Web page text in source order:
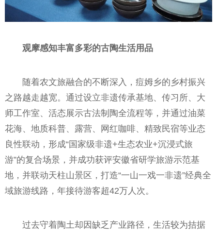
观摩感知丰富多彩的古陶生活用品
随着农文旅融合的不断深入，痘姆乡的乡村振兴
之路越走越宽。通过设立非遗传承基地、传习所、大
师工作室、活态展示古法制陶全流程等，并通过油菜
花海、地质科普、露营、网红咖啡、精致民宿等业态
良性联动，形成“国家级非遗+生态农业+沉浸式旅
游”的复合场景，并成功获评安徽省研学旅游示范基
地，并联动天柱山景区，打造“一山一戏一非遗”经典全
域旅游线路，年接待游客超42万人次。
过去守着陶土却因缺乏产业路径，生活较为拮据